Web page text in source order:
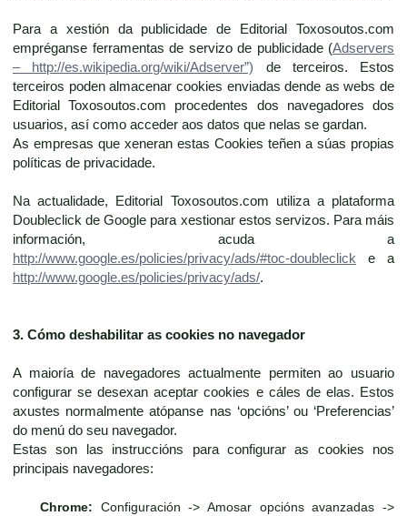
Para a xestión da publicidade de Editorial Toxosoutos.com
empréganse ferramentas de servizo de publicidade (Adservers
– http://es.wikipedia.org/wiki/Adserver”) de terceiros. Estos
terceiros poden almacenar cookies enviadas dende as webs de
Editorial Toxosoutos.com procedentes dos navegadores dos
usuarios, así como acceder aos datos que nelas se gardan.
As empresas que xeneran estas Cookies teñen a súas propias
políticas de privacidade.
Na actualidade, Editorial Toxosoutos.com utiliza a plataforma
Doubleclick de Google para xestionar estos servizos. Para máis
información, acuda a
http://www.google.es/policies/privacy/ads/#toc-doubleclick e a
http://www.google.es/policies/privacy/ads/.
3. Cómo deshabilitar as cookies no navegador
A maioría de navegadores actualmente permiten ao usuario
configurar se desexan aceptar cookies e cáles de elas. Estos
axustes normalmente atópanse nas ‘opcións’ ou ‘Preferencias’
do menú do seu navegador.
Estas son las instruccións para configurar as cookies nos
principais navegadores:
Chrome: Configuración -> Amosar opcións avanzadas ->